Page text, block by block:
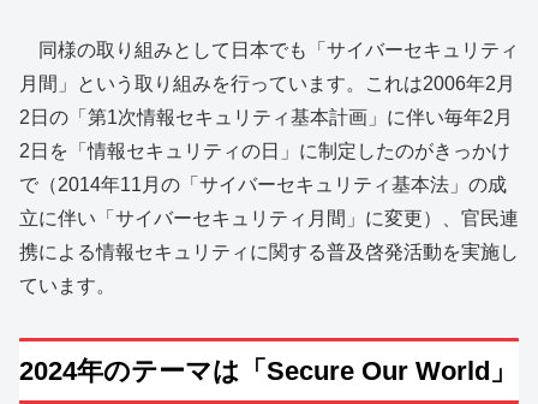
同様の取り組みとして日本でも「サイバーセキュリティ
月間」という取り組みを行っています。これは2006年2月
2日の「第1次情報セキュリティ基本計画」に伴い毎年2月
2日を「情報セキュリティの日」に制定したのがきっかけ
で（2014年11月の「サイバーセキュリティ基本法」の成
立に伴い「サイバーセキュリティ月間」に変更）、官民連
携による情報セキュリティに関する普及啓発活動を実施し
ています。
2024年のテーマは「Secure Our World」